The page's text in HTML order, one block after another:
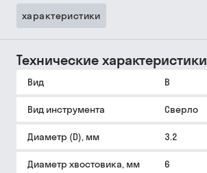
характеристики
Технические характеристики
Вид B
Вид инструмента Сверло
Диаметр (D), мм 3.2
Диаметр хвостовика, мм 6